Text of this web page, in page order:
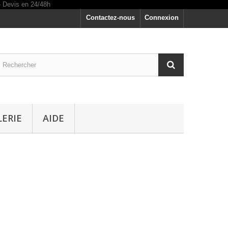
Connexion
Contactez-nous
AIDE